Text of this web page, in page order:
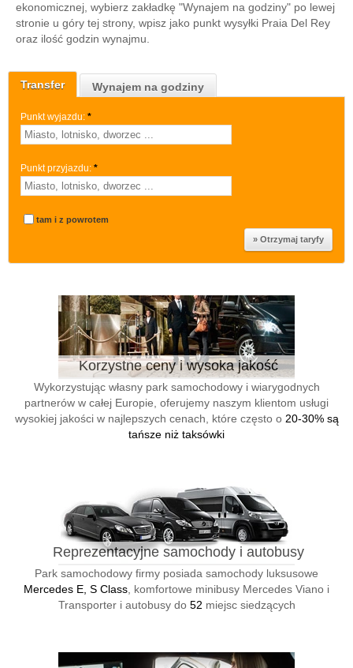
Transfer Wynajem na godziny
Punkt wyjazdu: *
Punkt przyjazdu: *
tam i z powrotem
Korzystne ceny i wysoka jakość
Wykorzystując własny park samochodowy i wiarygodnych
partnerów w całej Europie, oferujemy naszym klientom usługi
wysokiej jakości w najlepszych cenach, które często o 20-30% są
tańsze niż taksówki
Reprezentacyjne samochody i autobusy
Park samochodowy firmy posiada samochody luksusowe
Mercedes E, S Class , komfortowe minibusy Mercedes Viano i
Transporter i autobusy do 52 miejsc siedzących
ekonomicznej, wybierz zakładkę "Wynajem na godziny" po lewej
stronie u góry tej strony, wpisz jako punkt wysyłki Praia Del Rey
oraz ilość godzin wynajmu.